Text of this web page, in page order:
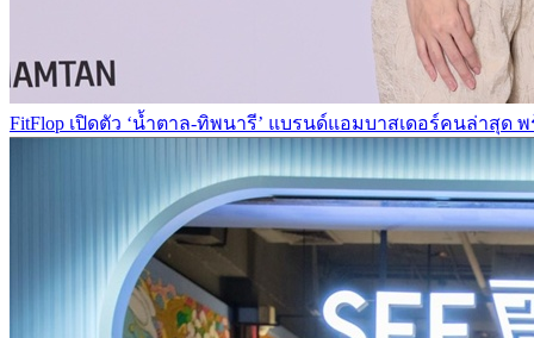
FitFlop เปิดตัว ‘น้ำตาล-ทิพนารี’ แบรนด์แอมบาสเดอร์คนล่าสุด